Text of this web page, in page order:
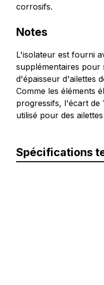
corrosifs.
Notes
L'isolateur est fourni
supplémentaires pour
d'épaisseur d'ailettes
Comme les éléments
progressifs, l'écart de
utilisé pour des
Spécifications